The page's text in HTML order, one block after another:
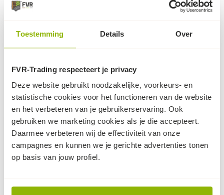
Toestemming Details Over
FVR-Trading respecteert je privacy
Deze website gebruikt noodzakelijke, voorkeurs- en
statistische cookies voor het functioneren van de website
en het verbeteren van je gebruikerservaring. Ook
gebruiken we marketing cookies als je die accepteert.
Daarmee verbeteren wij de effectiviteit van onze
campagnes en kunnen we je gerichte advertenties tonen
op basis van jouw profiel.
Breedte:
Gewicht: 0.89kg
Dit kan ook nog knap handig zijn...